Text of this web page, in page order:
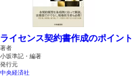
ライセンス契約書作成のポイント
著者
小坂準記・編著
発行元
中央経済社